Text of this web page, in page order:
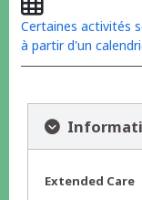
Certaines activités
à partir d'un
Extended Care